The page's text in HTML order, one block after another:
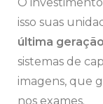
isso suas
última geração
sistemas de
imagens, que
nos exames.